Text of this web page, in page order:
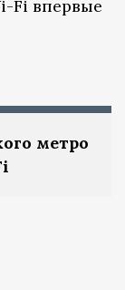
Fi впервые
метро